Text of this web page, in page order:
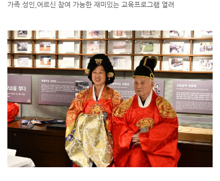
가족.성인,어르신 참여 가능한 재미있는 교육프로그램 열려